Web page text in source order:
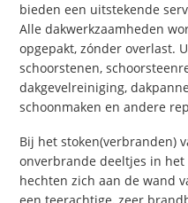
bieden een uitstekende
Alle dakwerkzaamheden
opgepakt, zónder overlast.
schoorstenen,
dakgevelreiniging,
schoonmaken en andere
Bij het stoken(verbranden)
onverbrande deeltjes in het
hechten zich aan de wand